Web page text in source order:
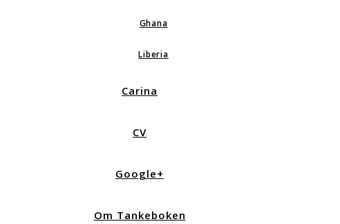
Ghana
Liberia
Carina
CV
Google+
Om Tankeboken